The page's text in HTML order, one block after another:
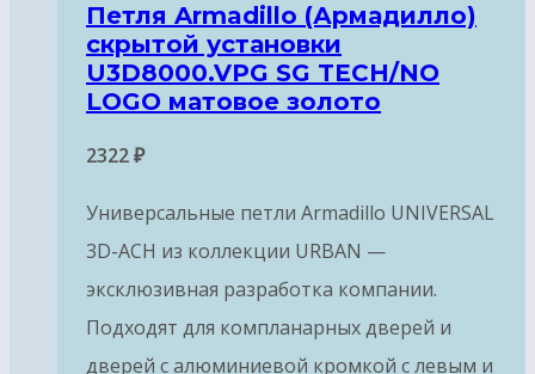
Петля Armadillo (Армадилло)
скрытой установки
U3D8000.VPG SG TECH/NO
LOGO матовое золото
2322₽
Универсальные петли Armadillo UNIVERSAL
3D-ACH из коллекции URBAN —
эксклюзивная разработка компании.
Подходят для компланарных дверей и
дверей с алюминиевой кромкой с левым и